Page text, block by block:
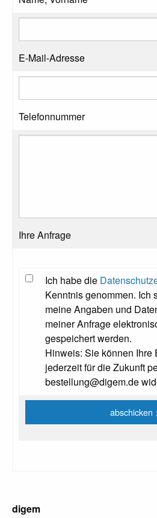
E-Mail-Adresse
Telefonnummer
Ihre Anfrage
Ich habe die
Kenntnis genommen. Ich
meine Angaben und
meiner Anfrage
gespeichert werden.
Hinweis: Sie können Ihre
jederzeit für die Zukunft
bestellung@digem.de
digem